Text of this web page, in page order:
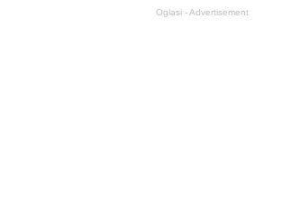
Oglasi - Advertisement